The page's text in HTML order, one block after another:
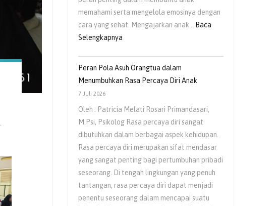
memahami serta mengelola emosinya dengan
cara yang sehat. Mengajarkan anak…
Baca
Selengkapnya
Sejak
Usia
Dini
Peran Pola Asuh Orangtua dalam
Menumbuhkan Rasa Percaya Diri Anak
7 Juli 2026
Oleh : Patricia Melati Rosari Primandasari,
M.Psi, Psikolog Rasa percaya diri sangat
dibutuhkan dalam berbagai aspek kehidupan.
Rasa percaya diri merupakan sifat mendasar
yang sangat penting bagi pertumbuhan pribadi
seseorang. Di tengah lingkungan yang penuh
tantangan, rasa percaya diri dapat menjadi
penentu seseorang dalam mencapai suatu